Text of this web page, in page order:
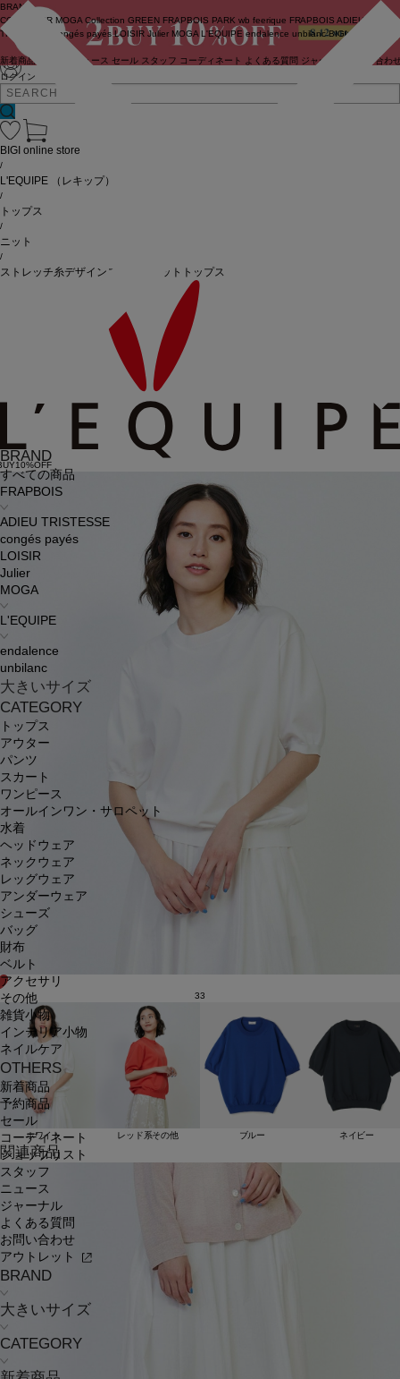
ログイン
BRAND
COUTURIER MOGA Collection GREEN FRAPBOIS PARK wb feerique FRAPBOIS ADIEU
TRISTESSE
congés payés LOISIR Julier MOGA L'EQUIPE endalence unbilanc BIGI online store
新着商品 ニュース セール スタッフ コーディネート よくある質問 ジャーナル お問い合わ
BRAND
すべての商品
FRAPBOIS
ADIEU TRISTESSE
congés payés
LOISIR
Julier
MOGA
L'EQUIPE
endalence
unbilanc
大きいサイズ
CATEGORY
トップス
アウター
パンツ
スカート
ワンピース
オールインワン・サロペット
水着
ヘッドウェア
ネックウェア
レッグウェア
アンダーウェア
シューズ
バッグ
財布
ベルト
アクセサリ
その他
雑貨小物
インテリア小物
ネイルケア
OTHERS
新着商品
予約商品
セール
コーディネート
ショップリスト
スタッフ
ニュース
ジャーナル
よくある質問
お問い合わせ
アウトレット
BRAND
大きいサイズ
CATEGORY
BIGI online store
/
L'EQUIPE （レキップ）
/
トップス
/
ニット
/
ストレッチ糸デザインスリーブニットトップス
33
ホワイト レッド系その他 ブルー ネイビー
関連商品